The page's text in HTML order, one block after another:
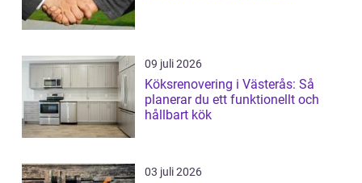
09 juli 2026
Köksrenovering i Västerås: Så
planerar du ett funktionellt och
hållbart kök
03 juli 2026